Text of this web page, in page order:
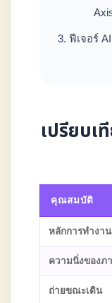
3. ฟีเจอร์
เปรียบ
คุณสมบัติ
หลักการทำงาน
ความนิ่งของภ
ถ่ายขณะเดิน